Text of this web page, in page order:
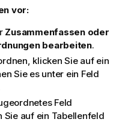
vor:
Zusammenfassen oder
bearbeiten.
klicken Sie auf ein
Sie es unter ein Feld
Feld
Sie auf ein Tabellenfeld